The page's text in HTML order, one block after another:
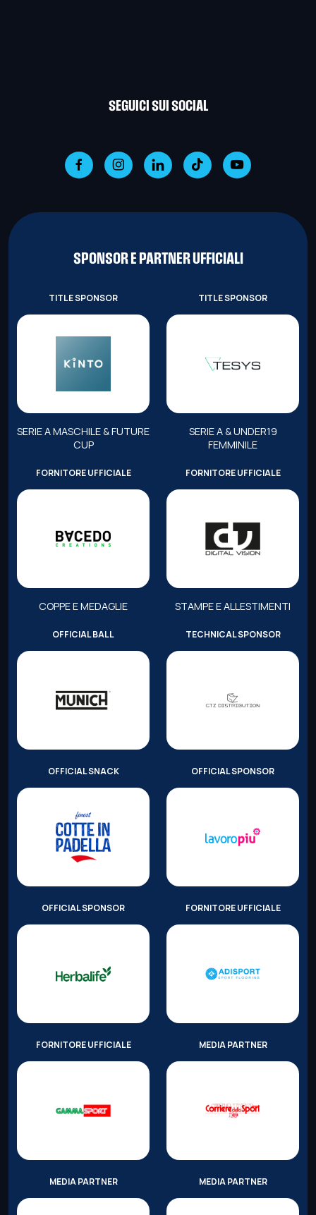
SEGUICI SUI SOCIAL
SPONSOR E PARTNER UFFICIALI
TITLE SPONSOR
SERIE A MASCHILE & FUTURE
CUP
TITLE SPONSOR
SERIE A & UNDER19
FEMMINILE
FORNITORE UFFICIALE
COPPE E MEDAGLIE
FORNITORE UFFICIALE
STAMPE E ALLESTIMENTI
OFFICIAL BALL TECHNICAL SPONSOR
OFFICIAL SNACK OFFICIAL SPONSOR
OFFICIAL SPONSOR FORNITORE UFFICIALE
FORNITORE UFFICIALE MEDIA PARTNER
MEDIA PARTNER MEDIA PARTNER